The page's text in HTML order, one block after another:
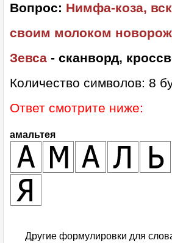
Вопрос: Нимфа-коза,
своим молоком
Зевса - сканворд,
Количество символов: 8
Ответ смотрите ниже:
амальтея
Другие формулировки для